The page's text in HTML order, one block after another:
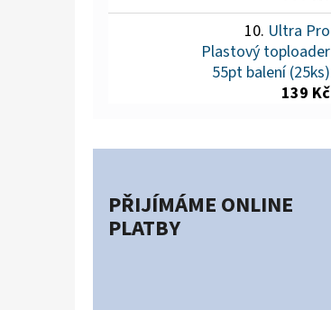
Ultra Pro
Plastový toploader
55pt balení (25ks)
139 Kč
PŘIJÍMÁME ONLINE
PLATBY